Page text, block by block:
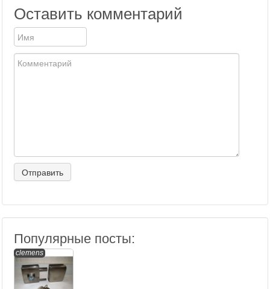
Оставить комментарий
Популярные посты:
clemens